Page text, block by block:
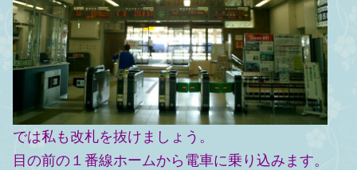
では私も改札を抜けましょう。
目の前の１番線ホームから電車に乗り込みます。